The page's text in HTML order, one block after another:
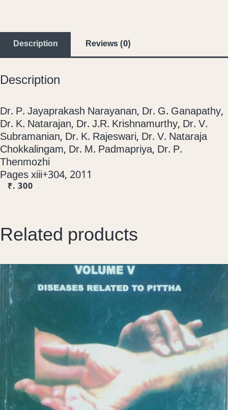
Description Reviews (0)
Description
Dr. P. Jayaprakash Narayanan, Dr. G. Ganapathy,
Dr. K. Natarajan, Dr. J.R. Krishnamurthy, Dr. V.
Subramanian, Dr. K. Rajeswari, Dr. V. Nataraja
Chokkalingam, Dr. M. Padmapriya, Dr. P.
Thenmozhi
Pages xiii+304, 2011
₹. 300
Related products